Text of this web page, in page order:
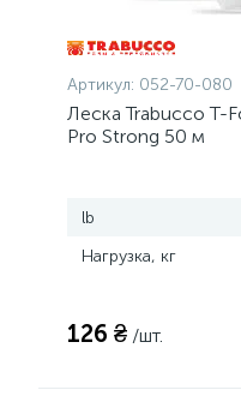
Артикул: 052-70-080
Леска Trabucco T-
Pro Strong 50 м
lb
Нагрузка, кг
126 ₴ /шт.